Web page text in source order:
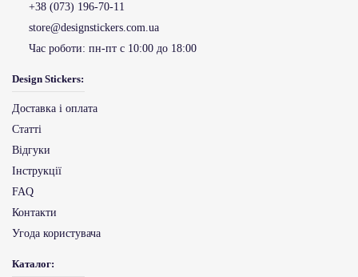
+38 (073) 196-70-11
store@designstickers.com.ua
Час роботи: пн-пт с 10:00 до 18:00
Design Stickers:
Доставка і оплата
Статті
Відгуки
Інструкції
FAQ
Контакти
Угода користувача
Каталог: